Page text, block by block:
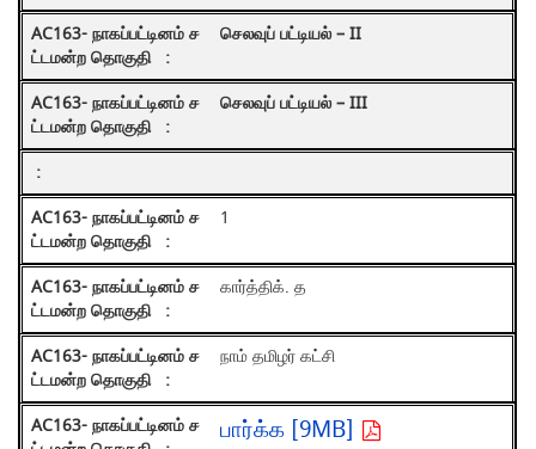
செலவுப் பட்டியல் – II
செலவுப் பட்டியல் – III
1
கார்த்திக். த
நாம் தமிழர் கட்சி
பார்க்க [9MB]